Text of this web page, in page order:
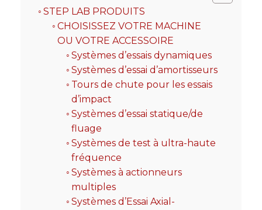
STEP LAB PRODUITS
CHOISISSEZ VOTRE MACHINE
OU VOTRE ACCESSOIRE
Systèmes d’essais dynamiques
Systèmes d’essai d’amortisseurs
Tours de chute pour les essais
d’impact
Systèmes d’essai statique/de
fluage
Systèmes de test à ultra-haute
fréquence
Systèmes à actionneurs
multiples
Systèmes d’Essai Axial-